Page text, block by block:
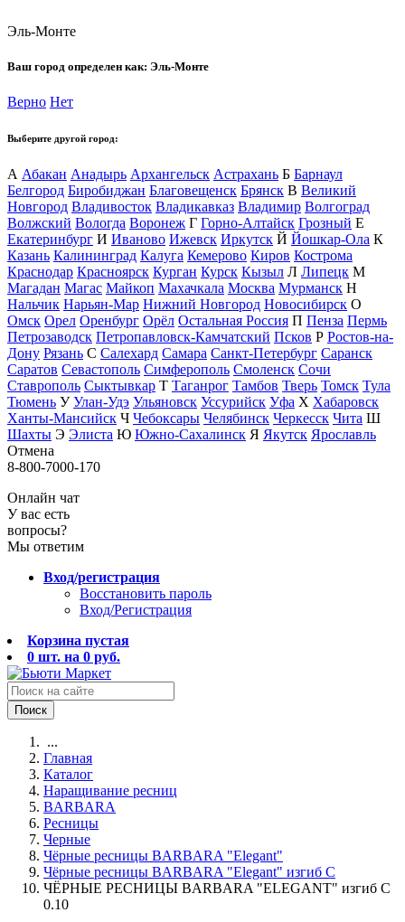
Эль-Монте
Ваш город определен как: Эль-Монте
Верно Нет
Выберите другой город:
А Абакан Анадырь Архангельск Астрахань Б Барнаул
Белгород Биробиджан Благовещенск Брянск В Великий
Новгород Владивосток Владикавказ Владимир Волгоград
Волжский Вологда Воронеж Г Горно-Алтайск Грозный Е
Екатеринбург И Иваново Ижевск Иркутск Й Йошкар-Ола К
Казань Калининград Калуга Кемерово Киров Кострома
Краснодар Красноярск Курган Курск Кызыл Л Липецк М
Магадан Магас Майкоп Махачкала Москва Мурманск Н
Нальчик Нарьян-Мар Нижний Новгород Новосибирск О
Омск Орел Оренбург Орёл Остальная Россия П Пенза Пермь
Петрозаводск Петропавловск-Камчатский Псков Р Ростов-на-
Дону Рязань С Салехард Самара Санкт-Петербург Саранск
Саратов Севастополь Симферополь Смоленск Сочи
Ставрополь Сыктывкар Т Таганрог Тамбов Тверь Томск Тула
Тюмень У Улан-Удэ Ульяновск Уссурийск Уфа Х Хабаровск
Ханты-Мансийск Ч Чебоксары Челябинск Черкесск Чита Ш
Шахты Э Элиста Ю Южно-Сахалинск Я Якутск Ярославль
Отмена
8-800-7000-170
Онлайн чат
У вас есть
вопросы?
Мы ответим
Вход/регистрация
Восстановить пароль
Вход/Регистрация
Корзина пустая
0 шт. на 0 руб.
Поиск
...
Главная
Каталог
Наращивание ресниц
BARBARA
Ресницы
Черные
Чёрные ресницы BARBARA "Elegant"
Чёрные ресницы BARBARA "Elegant" изгиб С
ЧЁРНЫЕ РЕСНИЦЫ BARBARA "ELEGANT" изгиб С
0.10